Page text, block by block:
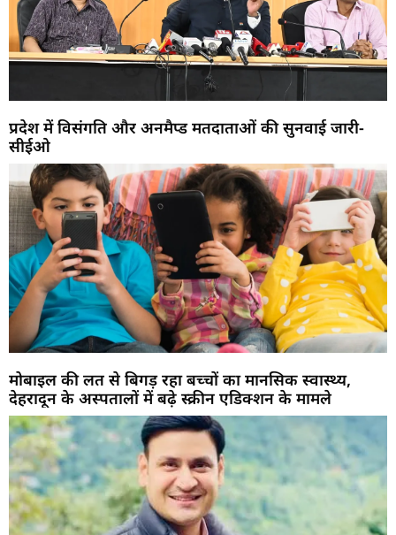
प्रदेश में विसंगति और अनमैप्ड मतदाताओं की सुनवाई जारी-
सीईओ
मोबाइल की लत से बिगड़ रहा बच्चों का मानसिक स्वास्थ्य,
देहरादून के अस्पतालों में बढ़े स्क्रीन एडिक्शन के मामले